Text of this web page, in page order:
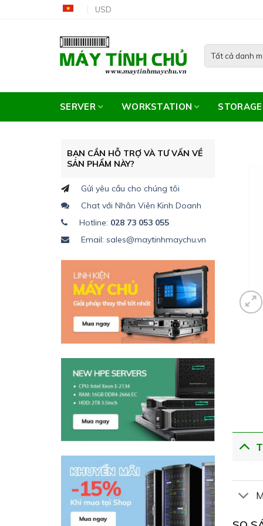
USD
SERVER WORKSTATION STORAGE
BẠN CẦN HỖ TRỢ VÀ TƯ VẤN VỀ
SẢN PHẨM NÀY?
Gửi yêu cầu cho chúng tôi
Chat với Nhân Viên Kinh Doanh
Hotline: 028 73 053 055
Email: sales@maytinhmaychu.vn